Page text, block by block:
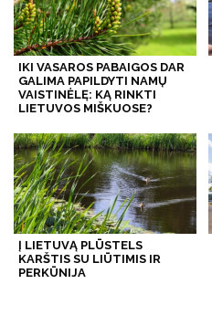
IKI VASAROS PABAIGOS DAR
GALIMA PAPILDYTI NAMŲ
VAISTINĖLĘ: KĄ RINKTI
LIETUVOS MIŠKUOSE?
Į LIETUVĄ PLŪSTELS
KARŠTIS SU LIŪTIMIS IR
PERKŪNIJA